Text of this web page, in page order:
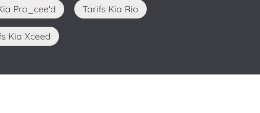
Pro_cee'd Tarifs Kia Rio
Kia Xceed